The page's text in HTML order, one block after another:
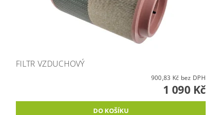
FILTR VZDUCHOVÝ
900,83 Kč bez DPH
1 090 Kč